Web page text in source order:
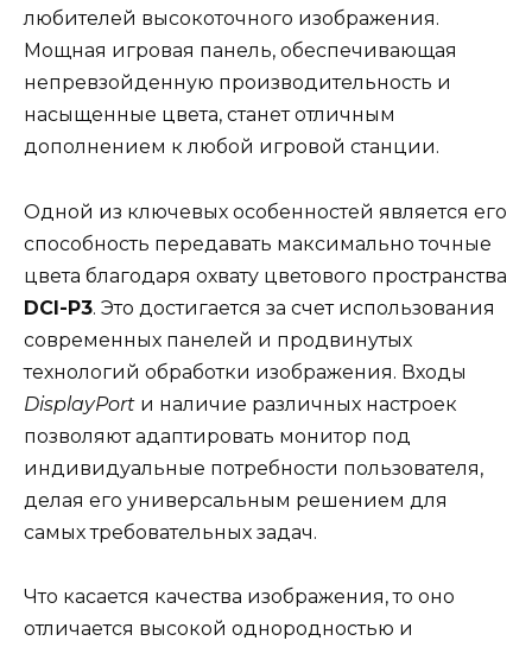
любителей высокоточного изображения.
Мощная игровая панель, обеспечивающая
непревзойденную производительность и
насыщенные цвета, станет отличным
дополнением к любой игровой станции.
Одной из ключевых особенностей является его
способность передавать максимально точные
цвета благодаря охвату цветового пространства
DCI-P3. Это достигается за счет использования
современных панелей и продвинутых
технологий обработки изображения. Входы
DisplayPort и наличие различных настроек
позволяют адаптировать монитор под
индивидуальные потребности пользователя,
делая его универсальным решением для
самых требовательных задач.
Что касается качества изображения, то оно
отличается высокой однородностью и